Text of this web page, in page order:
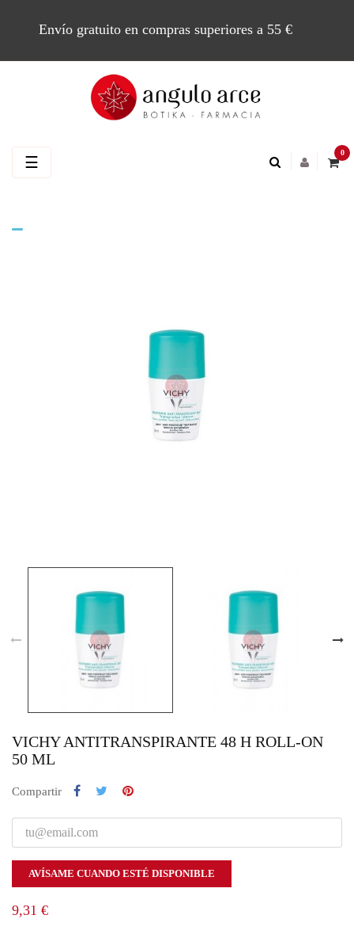
Envío gratuito en compras superiores a 55 €
0
Navegación
☰
VICHY ANTITRANSPIRANTE 48 H ROLL-ON
50 ML
Compartir
AVÍSAME CUANDO ESTÉ DISPONIBLE
9,31 €